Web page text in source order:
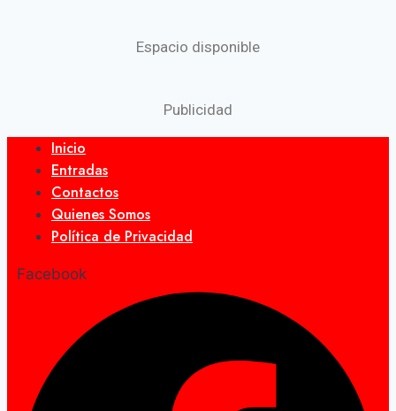
Espacio disponible
Publicidad
Inicio
Entradas
Contactos
Quienes Somos
Política de Privacidad
Facebook